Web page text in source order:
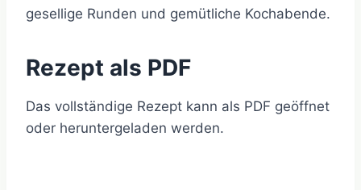
gesellige Runden und gemütliche Kochabende.
Rezept als PDF
Das vollständige Rezept kann als PDF geöffnet
oder heruntergeladen werden.